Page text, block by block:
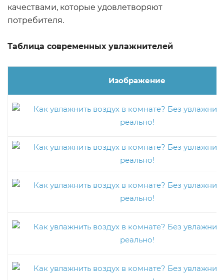
качествами, которые удовлетворяют
потребителя.
Таблица современных увлажнителей
Изображение